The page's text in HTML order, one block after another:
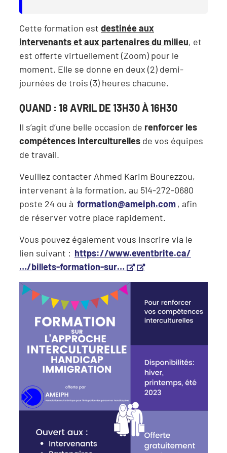
Cette formation est destinée aux
intervenants et aux partenaires du milieu, et
est offerte virtuellement (Zoom) pour le
moment. Elle se donne en deux (2) demi-
journées de trois (3) heures chacune.
QUAND : 18 AVRIL DE 13H30 À 16H30
Il s’agit d’une belle occasion de renforcer les
compétences interculturelles de vos équipes
de travail.
Veuillez contacter Ahmed Karim Bourezzou,
intervenant à la formation, au 514-272-0680
poste 24 ou à formation@ameiph.com, afin
de réserver votre place rapidement.
Vous pouvez également vous inscrire via le
lien suivant : https://www.eventbrite.ca/
…/billets-formation-sur…
Ce lien s’ouvrira dans
Ce lien s'ouvrira